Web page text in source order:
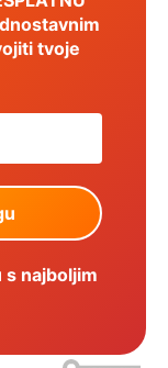
tvoje
najboljim